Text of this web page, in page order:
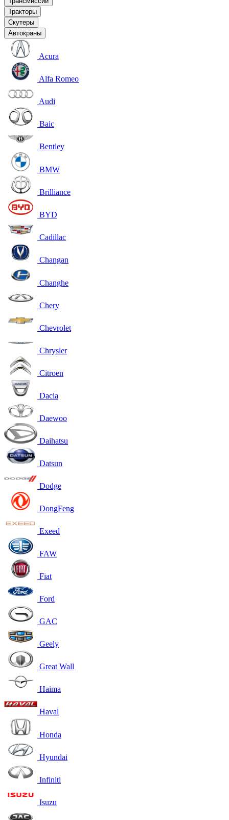
Тракторы
Скутеры
Автокраны
Acura
Alfa Romeo
Audi
Baic
Bentley
BMW
Brilliance
BYD
Cadillac
Changan
Changhe
Chery
Chevrolet
Chrysler
Citroen
Dacia
Daewoo
Daihatsu
Datsun
Dodge
DongFeng
Exeed
FAW
Fiat
Ford
GAC
Geely
Great Wall
Haima
Haval
Honda
Hyundai
Infiniti
Isuzu